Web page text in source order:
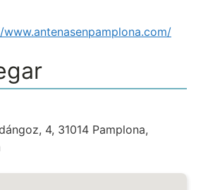
4, 31014 Pamplona,